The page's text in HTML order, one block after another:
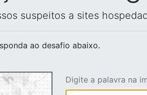
suspeitos a sites
ao desafio abaixo.
Digite a palavra na